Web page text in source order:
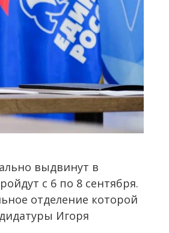
выдвинут в
с 6 по 8 сентября.
отделение которой
Игоря